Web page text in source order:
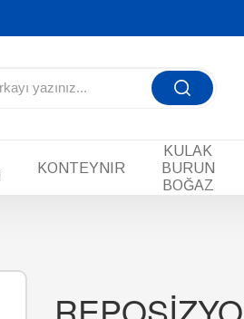
KONTEYNIR
KULAK
BURUN
BOĞAZ